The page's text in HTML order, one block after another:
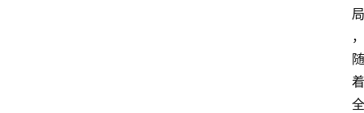
局
，
随
着
全